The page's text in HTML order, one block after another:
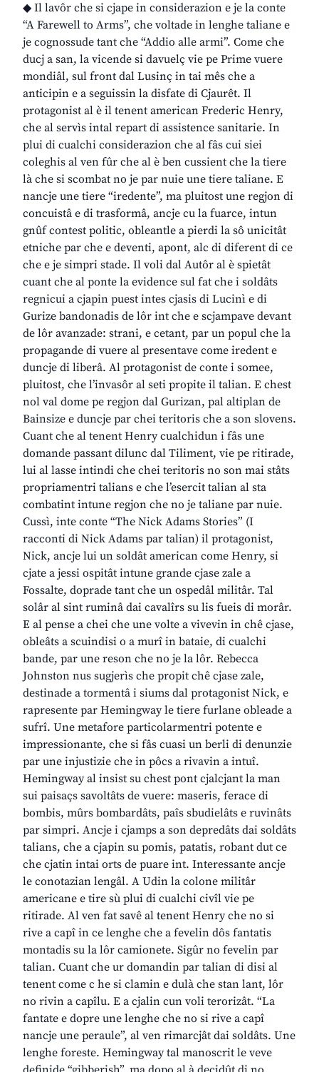
◆ Il lavôr che si cjape in considerazion e je la conte
“A Farewell to Arms”, che voltade in lenghe taliane e
je cognossude tant che “Addio alle armi”. Come che
ducj a san, la vicende si davuelç vie pe Prime vuere
mondiâl, sul front dal Lusinç in tai mês che a
anticipin e a seguissin la disfate di Cjaurêt. Il
protagonist al è il tenent american Frederic Henry,
che al servìs intal repart di assistence sanitarie. In
plui di cualchi considerazion che al fâs cui siei
coleghis al ven fûr che al è ben cussient che la tiere
là che si scombat no je par nuie une tiere taliane. E
nancje une tiere “iredente”, ma pluitost une regjon di
concuistâ e di trasformâ, ancje cu la fuarce, intun
gnûf contest politic, obleantle a pierdi la sô unicitât
etniche par che e deventi, apont, alc di diferent di ce
che e je simpri stade. Il voli dal Autôr al è spietât
cuant che al ponte la evidence sul fat che i soldâts
regnicui a cjapin puest intes cjasis di Lucinì e di
Gurize bandonadis de lôr int che e scjampave devant
de lôr avanzade: strani, e cetant, par un popul che la
propagande di vuere al presentave come iredent e
duncje di liberâ. Al protagonist de conte i somee,
pluitost, che l’invasôr al seti propite il talian. E chest
nol val dome pe regjon dal Gurizan, pal altiplan de
Bainsize e duncje par chei teritoris che a son slovens.
Cuant che al tenent Henry cualchidun i fâs une
domande passant dilunc dal Tiliment, vie pe ritirade,
lui al lasse intindi che chei teritoris no son mai stâts
propriamentri talians e che l’esercit talian al sta
combatint intune regjon che no je taliane par nuie.
Cussì, inte conte “The Nick Adams Stories” (I
racconti di Nick Adams par talian) il protagonist,
Nick, ancje lui un soldât american come Henry, si
cjate a jessi ospitât intune grande cjase zale a
Fossalte, doprade tant che un ospedâl militâr. Tal
solâr al sint ruminâ dai cavalîrs su lis fueis di morâr.
E al pense a chei che une volte a vivevin in chê cjase,
obleâts a scuindisi o a murî in bataie, di cualchi
bande, par une reson che no je la lôr. Rebecca
Johnston nus sugjerìs che propit chê cjase zale,
destinade a tormentâ i siums dal protagonist Nick, e
rapresente par Hemingway le tiere furlane obleade a
sufrî. Une metafore particolarmentri potente e
impressionante, che si fâs cuasi un berli di denunzie
par une injustizie che in pôcs a rivavin a intuî.
Hemingway al insist su chest pont cjalcjant la man
sui paisaçs savoltâts de vuere: maseris, ferace di
bombis, mûrs bombardâts, paîs sbudielâts e ruvinâts
par simpri. Ancje i cjamps a son depredâts dai soldâts
talians, che a cjapin su pomis, patatis, robant dut ce
che cjatin intai orts de puare int. Interessante ancje
le conotazian lengâl. A Udin la colone militâr
americane e tire sù plui di cualchi civîl vie pe
ritirade. Al ven fat savê al tenent Henry che no si
rive a capî in ce lenghe che a fevelin dôs fantatis
montadis su la lôr camionete. Sigûr no fevelin par
talian. Cuant che ur domandin par talian di disi al
tenent come c he si clamin e dulà che stan lant, lôr
no rivin a capîlu. E a cjalin cun voli terorizât. “La
fantate e dopre une lenghe che no si rive a capî
nancje une peraule”, al ven rimarcjât dai soldâts. Une
lenghe foreste. Hemingway tal manoscrit le veve